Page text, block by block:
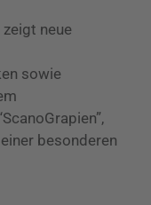
neue
sowie
besonderen